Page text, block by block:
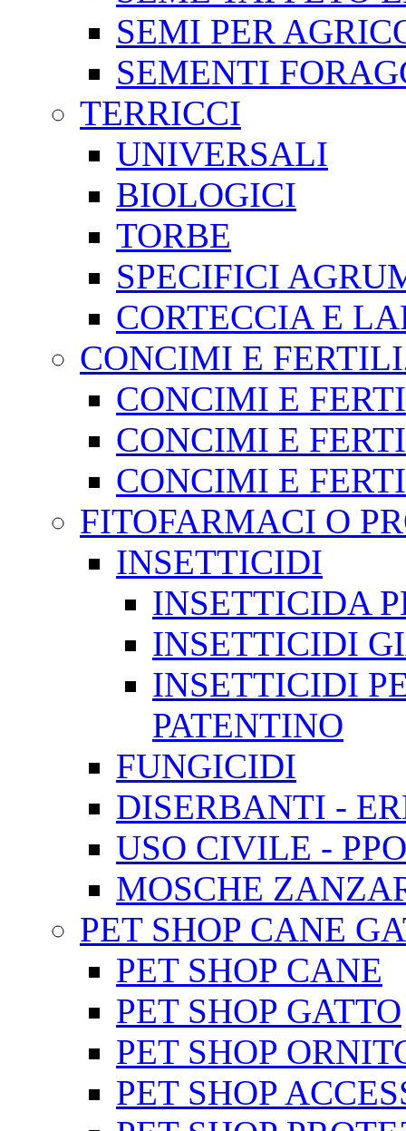
SEMI PER
SEMENTI
TERRICCI
UNIVERSALI
BIOLOGICI
TORBE
SPECIFICI
CORTECCIA E
CONCIMI E
CONCIMI E
CONCIMI E
CONCIMI E
FITOFARMACI O
INSETTICIDI
INSETTICIDA
INSETTICIDI
INSETTICIDI
PATENTINO
FUNGICIDI
DISERBANTI -
USO CIVILE - PPO
MOSCHE
PET SHOP CANE
PET SHOP CANE
PET SHOP GATTO
PET SHOP
PET SHOP